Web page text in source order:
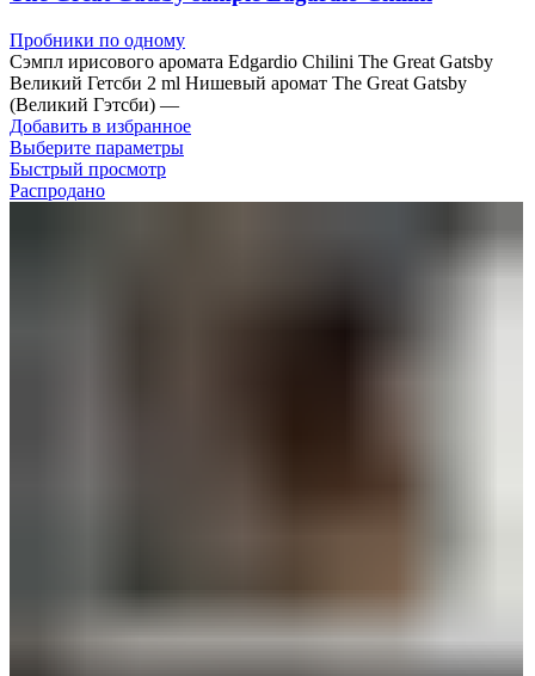
Пробники по одному
Сэмпл ирисового аромата Edgardio Chilini The Great Gatsby
Великий Гетсби 2 ml Нишевый аромат The Great Gatsby
(Великий Гэтсби) —
Добавить в избранное
Выберите параметры
Быстрый просмотр
Распродано